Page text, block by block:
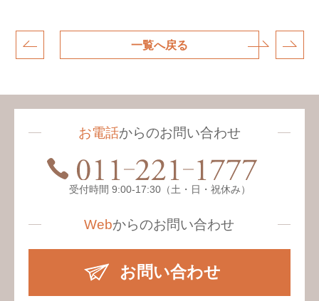
一覧へ戻る
お電話からのお問い合わせ
受付時間 9:00-17:30（土・日・祝休み）
Webからのお問い合わせ
お問い合わせ